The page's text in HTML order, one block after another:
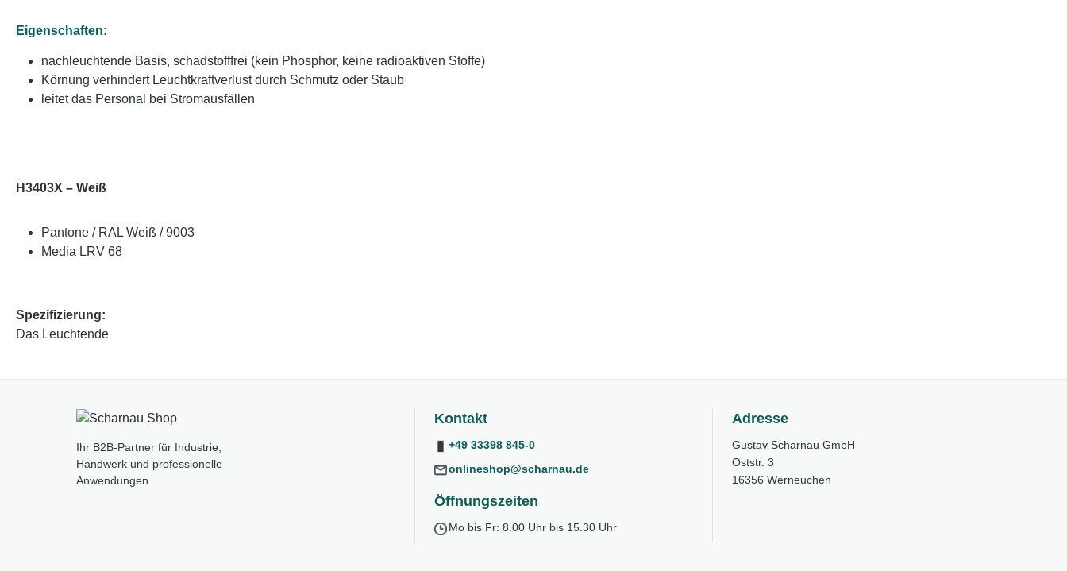
Eigenschaften:
nachleuchtende Basis, schadstofffrei (kein Phosphor, keine radioaktiven Stoffe)
Körnung verhindert Leuchtkraftverlust durch Schmutz oder Staub
leitet das Personal bei Stromausfällen
H3403X – Weiß
Pantone / RAL Weiß / 9003
Media LRV 68
Spezifizierung:
Das Leuchtende
Ihr B2B-Partner für Industrie,
Handwerk und professionelle
Anwendungen.
Kontakt
+49 33398 845-0
onlineshop@scharnau.de
Öffnungszeiten
Mo bis Fr: 8.00 Uhr bis 15.30 Uhr
Adresse
Gustav Scharnau GmbH
Oststr. 3
16356 Werneuchen